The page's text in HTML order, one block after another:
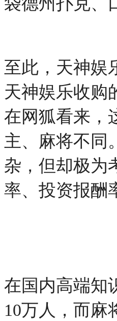
至此，天神娱
天神娱乐收购
在网狐看来，
主、麻将不同
杂，但却极为
率、投资报酬
在国内高端知
10万人，而麻